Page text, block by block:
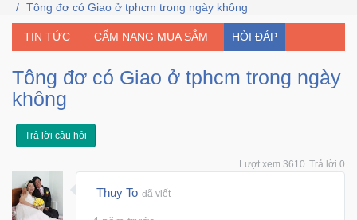
Trang
Hot
Tông đơ có Giao ở tphcm trong ngày không
TIN TỨC CẨM NANG MUA SẮM HỎI ĐÁP
Tông đơ có Giao ở tphcm trong ngày
không
Trả lời câu hỏi
Lượt xem 3610 Trả lời 0
Thuy To đã viết